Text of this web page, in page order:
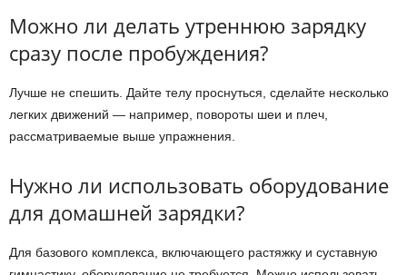
Можно ли делать утреннюю зарядку
сразу после пробуждения?
Лучше не спешить. Дайте телу проснуться, сделайте несколько
легких движений — например, повороты шеи и плеч,
рассматриваемые выше упражнения.
Нужно ли использовать оборудование
для домашней зарядки?
Для базового комплекса, включающего растяжку и суставную